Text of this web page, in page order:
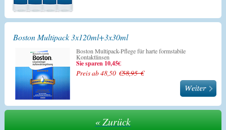
Boston Multipack 3x120ml+3x30ml
Boston Multipack-Pflege für harte formstabile
Kontaktlinsen
Sie sparen 10,45€
Preis ab 48,50 €58,95 €
« Zurück